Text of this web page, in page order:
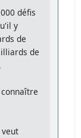
défis
y
de
de